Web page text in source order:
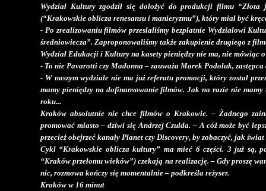
Wydział Kultury zgodził się dołożyć do produkcji filmu
(“Krakowskie oblicza renesansu i manieryzmu”), który miał być
- Po zrealizowaniu filmów przesłaliśmy bezpłatnie Wydziałowi
średniowiecza”. Zaproponowaliśmy także zakupienie drugiego z
Wydział Edukacji i Kultury na kasety pieniędzy nie ma, nie
- To nie Pavarotti czy Madonna – zauważa Marek Podoluk,
- W naszym wydziale nie ma już referatu promocji, który został
mamy pieniędzy na dofinansowanie filmów. Jak na razie nie
roku...
Kraków absolutnie nie chce filmów o Krakowie. – Żadnego
promować miasto – dziwi się Andrzej Czulda. – A cóż może być
przecież obejrzeć kanały Planet czy Discovery, by zobaczyć, jak
Cykl “Krakowskie oblicza kultury” ma mieć 6 części. 3 już są,
“Kraków przełomu wieków”) czekają na realizację. – Gdy proszę
nic, rozmowa kończy się momentalnie – podkreśla reżyser.
Kraków w 16 minut